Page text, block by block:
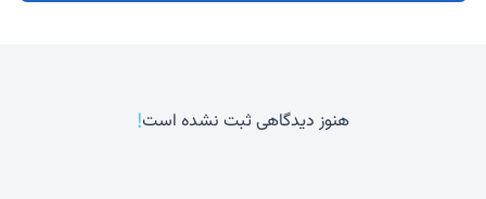
هنوز دیدگاهی ثبت نشده است!